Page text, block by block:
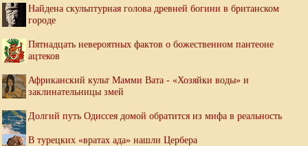
Найдена скульптурная голова древней богини в британском
городе
Пятнадцать невероятных фактов о божественном пантеоне
ацтеков
Африканский культ Мамми Вата - «Хозяйки воды» и
заклинательницы змей
Долгий путь Одиссея домой обратится из мифа в реальность
В турецких «вратах ада» нашли Цербера